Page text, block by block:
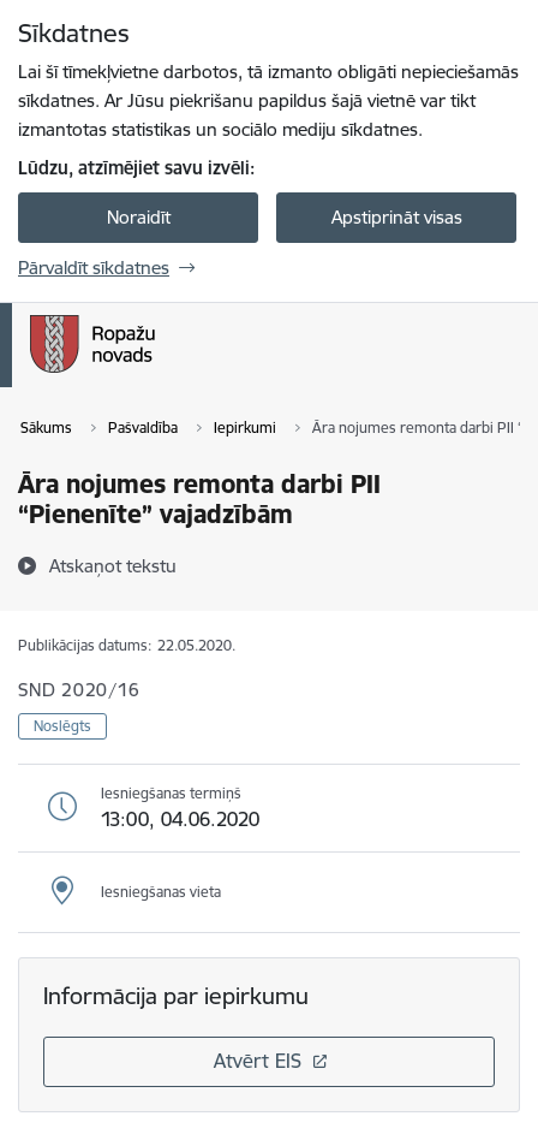
Sīkdatnes
Lai šī tīmekļvietne darbotos, tā izmanto obligāti nepieciešamās
sīkdatnes. Ar Jūsu piekrišanu papildus šajā vietnē var tikt
izmantotas statistikas un sociālo mediju sīkdatnes.
Lūdzu, atzīmējiet savu izvēli:
Noraidīt Apstiprināt visas
Pārvaldīt sīkdatnes
Sākums Pašvaldība Iepirkumi Āra nojumes remonta darbi PII
Āra nojumes remonta darbi PII
“Pienenīte” vajadzībām
Atskaņot tekstu
Publikācijas datums: 22.05.2020.
SND 2020/16
Noslēgts
Iesniegšanas termiņš
13:00, 04.06.2020
Iesniegšanas vieta
Informācija par iepirkumu
Atvērt EIS